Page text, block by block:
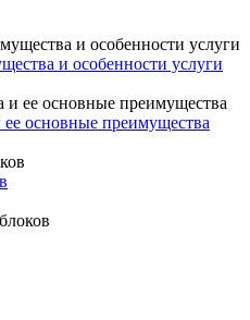
и особенности услуги
ее основные преимущества